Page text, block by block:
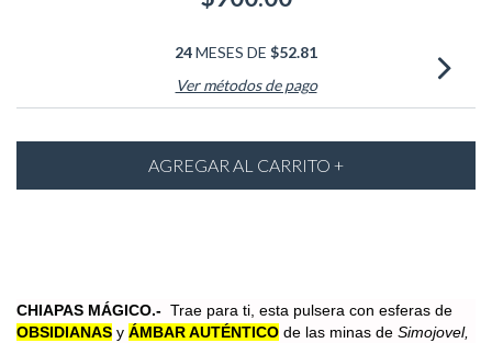
24MESES DE $52.81
Ver métodos de pago
CHIAPAS MÁGICO.- Trae para ti, esta pulsera con esferas de
OBSIDIANAS y ÁMBAR AUTÉNTICO de las minas de Simojovel,